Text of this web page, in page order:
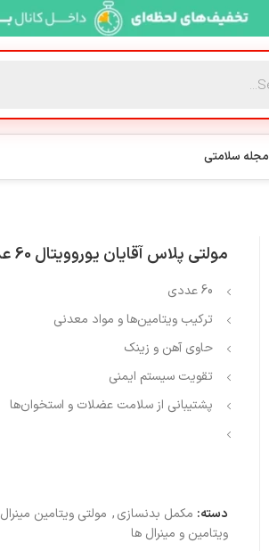
مجله سلامتی
مولتی پلاس آقایان یوروویتال 60 عددی
60 عددی
ترکیب ویتامین‌ها و مواد معدنی
حاوی آهن و زینک
تقویت سیستم ایمنی
پشتیبانی از سلامت عضلات و استخوان‌ها
دسته: مکمل بدنسازی, مولتی ویتامین مینرال
ویتامین و مینرال ها